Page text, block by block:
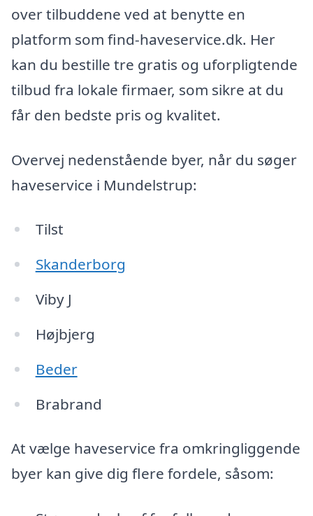
over tilbuddene ved at benytte en
platform som find-haveservice.dk. Her
kan du bestille tre gratis og uforpligtende
tilbud fra lokale firmaer, som sikre at du
får den bedste pris og kvalitet.
Overvej nedenstående byer, når du søger
haveservice i Mundelstrup:
Tilst
Skanderborg
Viby J
Højbjerg
Beder
Brabrand
At vælge haveservice fra omkringliggende
byer kan give dig flere fordele, såsom: